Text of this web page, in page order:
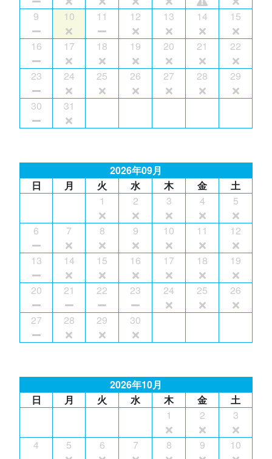
9 10 11 12 13 14 15
16 17 18 19 20 21 22
23 24 25 26 27 28 29
30 31
2026年09月
日
月 火 水 木 金
土
1
2 3 4 5
6 7 8 9 10 11 12
13 14 15 16 17 18 19
20 21 22 23 24 25 26
27 28 29 30
2026年10月
日
月 火 水 木 金
土
1
2 3
4 5 6 7 8 9 10